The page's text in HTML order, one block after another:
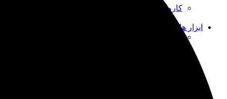
کارواش خانگی و صنعتی
ابزار های دستی و عمومی